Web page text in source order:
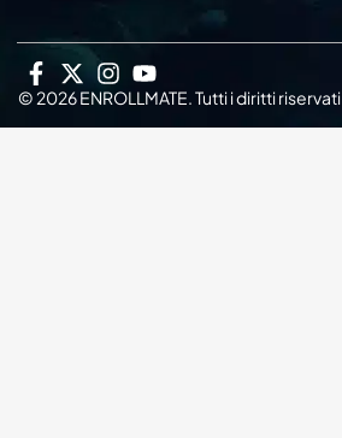
© 2026 ENROLLMATE. Tutti i diritti riservati